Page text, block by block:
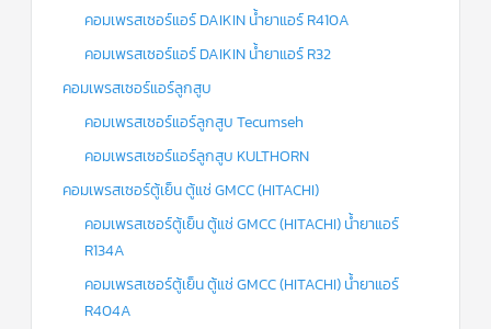
คอมเพรสเซอร์แอร์ DAIKIN น้ำยาแอร์ R410A
คอมเพรสเซอร์แอร์ DAIKIN น้ำยาแอร์ R32
คอมเพรสเซอร์แอร์ลูกสูบ
คอมเพรสเซอร์แอร์ลูกสูบ Tecumseh
คอมเพรสเซอร์แอร์ลูกสูบ KULTHORN
คอมเพรสเซอร์ตู้เย็น ตู้แช่ GMCC (HITACHI)
คอมเพรสเซอร์ตู้เย็น ตู้แช่ GMCC (HITACHI) น้ำยาแอร์
R134A
คอมเพรสเซอร์ตู้เย็น ตู้แช่ GMCC (HITACHI) น้ำยาแอร์
R404A